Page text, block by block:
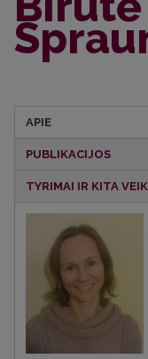
APIE
PUBLIKACIJOS
TYRIMAI IR KITA